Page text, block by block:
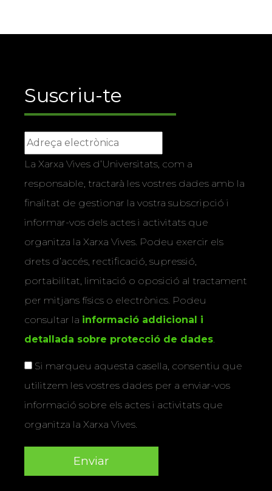
Suscriu-te
La Xarxa Vives d’Universitats, com a
responsable, tractarà les vostres dades amb la
finalitat de gestionar la vostra subscripció i
informar-vos dels actes i activitats que
organitza la Xarxa Vives. Podeu exercir els
drets d’accés, rectificació, supressió,
portabilitat, limitació o oposició al tractament
per mitjans físics o electrònics. Podeu
consultar la informació addicional i
detallada sobre protecció de dades.
Si marqueu aquesta casella, consentiu que
utilitzem les vostres dades per a enviar-vos
informació sobre els actes i activitats que
organitza la Xarxa Vives.